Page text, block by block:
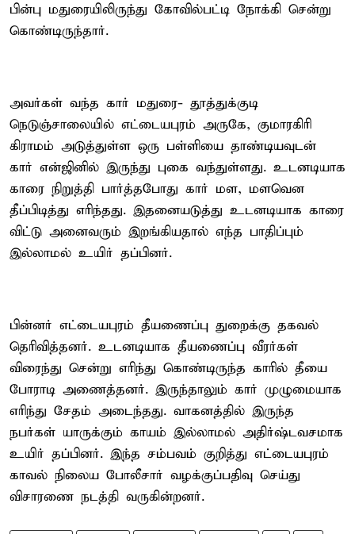
பின்பு மதுரையிலிருந்து கோவில்பட்டி நோக்கி சென்று
கொண்டிருந்தார்.
அவர்கள் வந்த கார் மதுரை- தூத்துக்குடி
நெடுஞ்சாலையில் எட்டையபுரம் அருகே, குமாரகிரி
கிராமம் அடுத்துள்ள ஒரு பள்ளியை தாண்டியவுடன்
கார் என்ஜினில் இருந்து புகை வந்துள்ளது. உடனடியாக
காரை நிறுத்தி பார்த்தபோது கார் மள, மளவென
தீப்பிடித்து எரிந்தது. இதனையடுத்து உடனடியாக காரை
விட்டு அனைவரும் இறங்கியதால் எந்த பாதிப்பும்
இல்லாமல் உயிர் தப்பினர்.
பின்னர் எட்டையபுரம் தீயணைப்பு துறைக்கு தகவல்
தெரிவித்தனர். உடனடியாக தீயணைப்பு வீரர்கள்
விரைந்து சென்று எரிந்து கொண்டிருந்த காரில் தீயை
போராடி அணைத்தனர். இருந்தாலும் கார் முழுமையாக
எரிந்து சேதம் அடைந்தது. வாகனத்தில் இருந்த
நபர்கள் யாருக்கும் காயம் இல்லாமல் அதிர்ஷ்டவசமாக
உயிர் தப்பினர். இந்த சம்பவம் குறித்து எட்டையபுரம்
காவல் நிலைய போலீசார் வழக்குப்பதிவு செய்து
விசாரணை நடத்தி வருகின்றனர்.